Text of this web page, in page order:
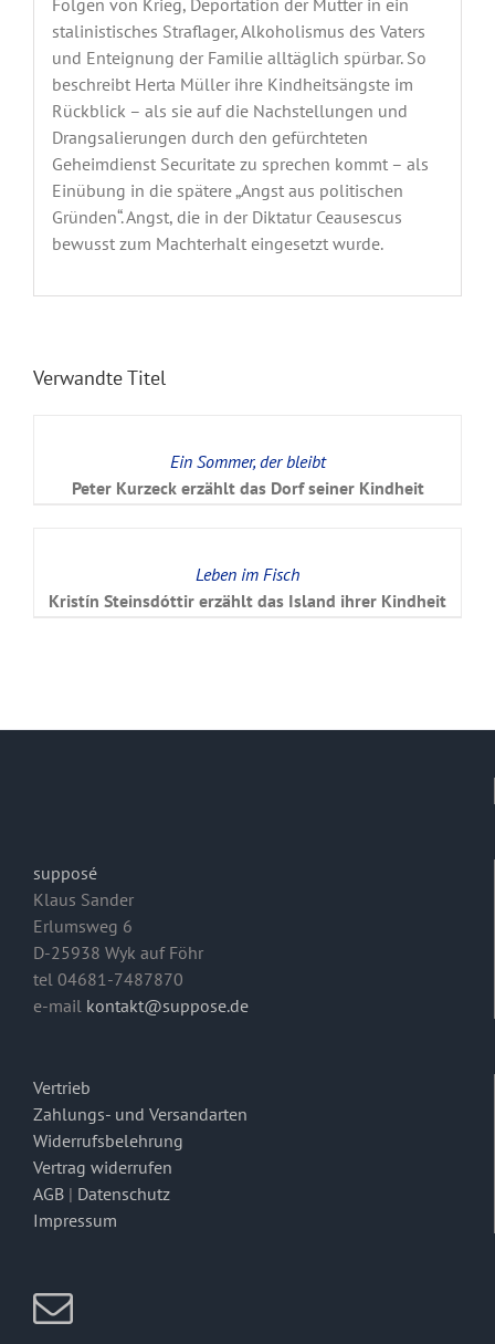
stalinistisches Straflager, Alkoholismus des Vaters
und Enteignung der Familie alltäglich spürbar. So
beschreibt Herta Müller ihre Kindheitsängste im
Rückblick – als sie auf die Nachstellungen und
Drangsalierungen durch den gefürchteten
Geheimdienst Securitate zu sprechen kommt – als
Einübung in die spätere „Angst aus politischen
Gründen“. Angst, die in der Diktatur Ceausescus
bewusst zum Machterhalt eingesetzt wurde.
Verwandte Titel
Ein Sommer, der bleibt
Peter Kurzeck erzählt das Dorf seiner Kindheit
Leben im Fisch
Kristín Steinsdóttir erzählt das Island ihrer Kindheit
supposé
Klaus Sander
Erlumsweg 6
D-25938 Wyk auf Föhr
tel 04681-7487870
e-mail kontakt@suppose.de
Vertrieb
Zahlungs- und Versandarten
Widerrufsbelehrung
Vertrag widerrufen
AGB | Datenschutz
Impressum